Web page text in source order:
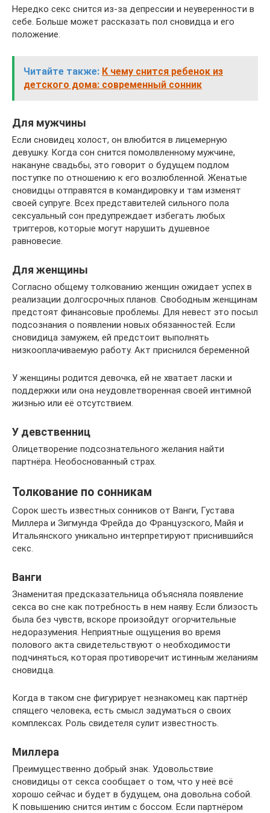
Нередко секс снится из-за депрессии и неуверенности в
себе. Больше может рассказать пол сновидца и его
положение.
Читайте также: К чему снится ребенок из
детского дома: современный сонник
Для мужчины
Если сновидец холост, он влюбится в лицемерную
девушку. Когда сон снится помолвленному мужчине,
накануне свадьбы, это говорит о будущем подлом
поступке по отношению к его возлюбленной. Женатые
сновидцы отправятся в командировку и там изменят
своей супруге. Всех представителей сильного пола
сексуальный сон предупреждает избегать любых
триггеров, которые могут нарушить душевное
равновесие.
Для женщины
Согласно общему толкованию женщин ожидает успех в
реализации долгосрочных планов. Свободным женщинам
предстоят финансовые проблемы. Для невест это посыл
подсознания о появлении новых обязанностей. Если
сновидица замужем, ей предстоит выполнять
низкооплачиваемую работу. Акт приснился беременной
У женщины родится девочка, ей не хватает ласки и
поддержки или она неудовлетворенная своей интимной
жизнью или её отсутствием.
У девственниц
Олицетворение подсознательного желания найти
партнёра. Необоснованный страх.
Толкование по сонникам
Сорок шесть известных сонников от Ванги, Густава
Миллера и Зигмунда Фрейда до Французского, Майя и
Итальянского уникально интерпретируют приснившийся
секс.
Ванги
Знаменитая предсказательница объясняла появление
секса во сне как потребность в нем наяву. Если близость
была без чувств, вскоре произойдут огорчительные
недоразумения. Неприятные ощущения во время
полового акта свидетельствуют о необходимости
подчиняться, которая противоречит истинным желаниям
сновидца.
Когда в таком сне фигурирует незнакомец как партнёр
спящего человека, есть смысл задуматься о своих
комплексах. Роль свидетеля сулит известность.
Миллера
Преимущественно добрый знак. Удовольствие
сновидицы от секса сообщает о том, что у неё всё
хорошо сейчас и будет в будущем, она довольна собой.
К повышению снится интим с боссом. Если партнёром